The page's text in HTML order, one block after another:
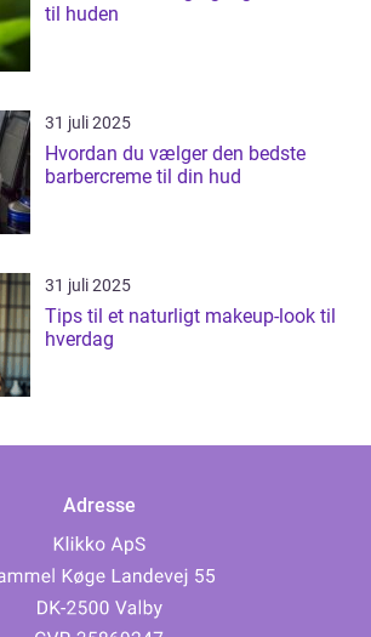
til huden
31 juli 2025
Hvordan du vælger den bedste
barbercreme til din hud
31 juli 2025
Tips til et naturligt makeup-look til
hverdag
Adresse